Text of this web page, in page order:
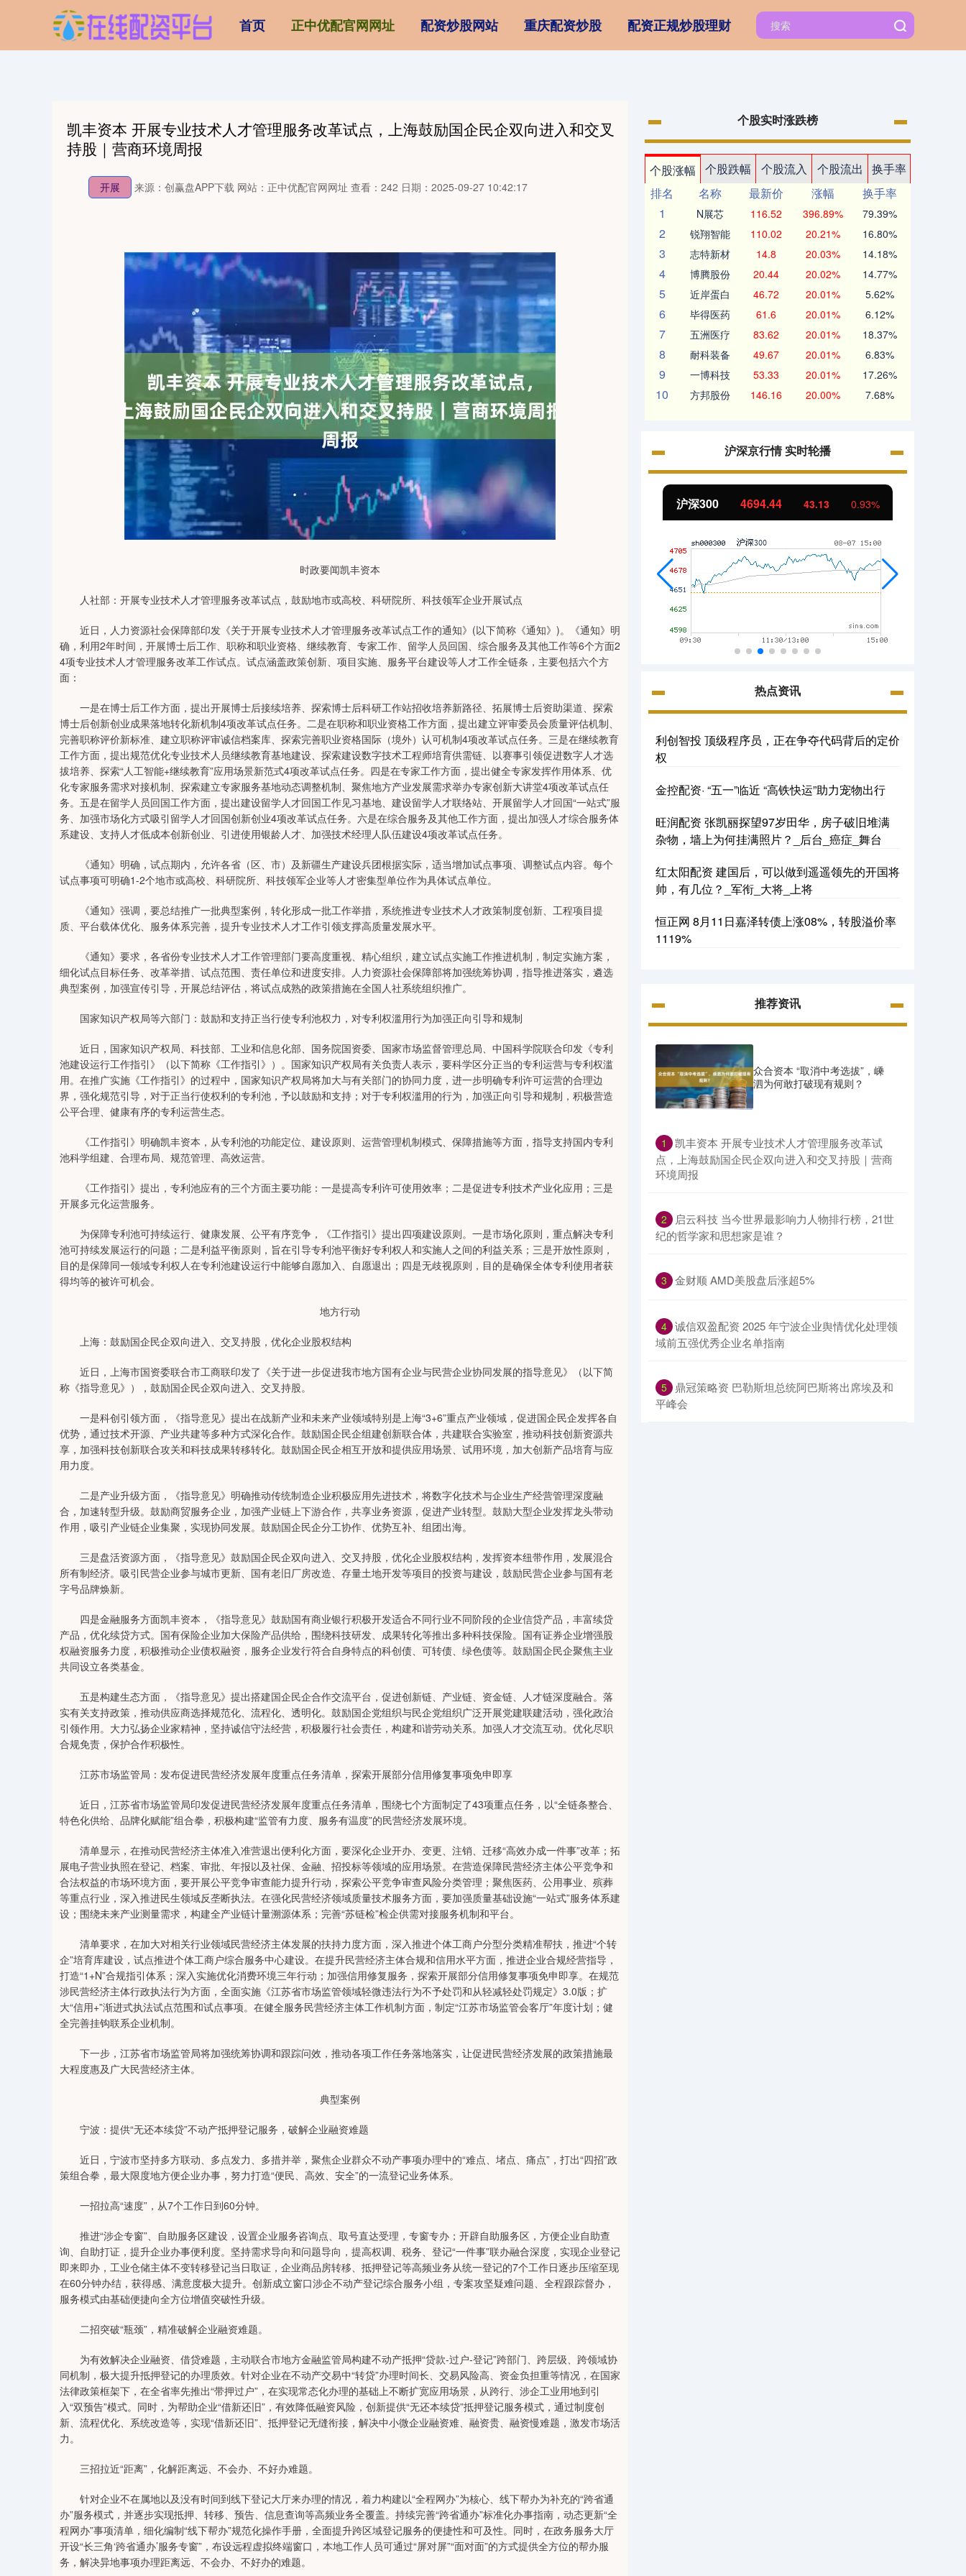
首页 正中优配官网网址 配资炒股网站 重庆配资炒股 配资正规炒股理财
凯丰资本 开展专业技术人才管理服务改革试点，上海鼓励国企民企双向进入和交叉
持股｜营商环境周报
开展 来源：创赢盘APP下载 网站：正中优配官网网址 查看：242 日期：2025-09-27 10:42:17
时政要闻凯丰资本
人社部：开展专业技术人才管理服务改革试点，鼓励地市或高校、科研院所、科技领军企业开展试点
近日，人力资源社会保障部印发《关于开展专业技术人才管理服务改革试点工作的通知》(以下简称《通知》)。《通知》明
确，利用2年时间，开展博士后工作、职称和职业资格、继续教育、专家工作、留学人员回国、综合服务及其他工作等6个方面2
4项专业技术人才管理服务改革工作试点。试点涵盖政策创新、项目实施、服务平台建设等人才工作全链条，主要包括六个方
面：
一是在博士后工作方面，提出开展博士后接续培养、探索博士后科研工作站招收培养新路径、拓展博士后资助渠道、探索
博士后创新创业成果落地转化新机制4项改革试点任务。二是在职称和职业资格工作方面，提出建立评审委员会质量评估机制、
完善职称评价新标准、建立职称评审诚信档案库、探索完善职业资格国际（境外）认可机制4项改革试点任务。三是在继续教育
工作方面，提出规范优化专业技术人员继续教育基地建设、探索建设数字技术工程师培育供需链、以赛事引领促进数字人才选
拔培养、探索“人工智能+继续教育”应用场景新范式4项改革试点任务。四是在专家工作方面，提出健全专家发挥作用体系、优
化专家服务需求对接机制、探索建立专家服务基地动态调整机制、聚焦地方产业发展需求举办专家创新大讲堂4项改革试点任
务。五是在留学人员回国工作方面，提出建设留学人才回国工作见习基地、建设留学人才联络站、开展留学人才回国“一站式”服
务、加强市场化方式吸引留学人才回国创新创业4项改革试点任务。六是在综合服务及其他工作方面，提出加强人才综合服务体
系建设、支持人才低成本创新创业、引进使用银龄人才、加强技术经理人队伍建设4项改革试点任务。
《通知》明确，试点期内，允许各省（区、市）及新疆生产建设兵团根据实际，适当增加试点事项、调整试点内容。每个
试点事项可明确1-2个地市或高校、科研院所、科技领军企业等人才密集型单位作为具体试点单位。
《通知》强调，要总结推广一批典型案例，转化形成一批工作举措，系统推进专业技术人才政策制度创新、工程项目提
质、平台载体优化、服务体系完善，提升专业技术人才工作引领支撑高质量发展水平。
《通知》要求，各省份专业技术人才工作管理部门要高度重视、精心组织，建立试点实施工作推进机制，制定实施方案，
细化试点目标任务、改革举措、试点范围、责任单位和进度安排。人力资源社会保障部将加强统筹协调，指导推进落实，遴选
典型案例，加强宣传引导，开展总结评估，将试点成熟的政策措施在全国人社系统组织推广。
国家知识产权局等六部门：鼓励和支持正当行使专利池权力，对专利权滥用行为加强正向引导和规制
近日，国家知识产权局、科技部、工业和信息化部、国务院国资委、国家市场监督管理总局、中国科学院联合印发《专利
池建设运行工作指引》（以下简称《工作指引》）。国家知识产权局有关负责人表示，要科学区分正当的专利运营与专利权滥
用。在推广实施《工作指引》的过程中，国家知识产权局将加大与有关部门的协同力度，进一步明确专利许可运营的合理边
界，强化规范引导，对于正当行使权利的专利池，予以鼓励和支持；对于专利权滥用的行为，加强正向引导和规制，积极营造
公平合理、健康有序的专利运营生态。
《工作指引》明确凯丰资本，从专利池的功能定位、建设原则、运营管理机制模式、保障措施等方面，指导支持国内专利
池科学组建、合理布局、规范管理、高效运营。
《工作指引》提出，专利池应有的三个方面主要功能：一是提高专利许可使用效率；二是促进专利技术产业化应用；三是
开展多元化运营服务。
为保障专利池可持续运行、健康发展、公平有序竞争，《工作指引》提出四项建设原则。一是市场化原则，重点解决专利
池可持续发展运行的问题；二是利益平衡原则，旨在引导专利池平衡好专利权人和实施人之间的利益关系；三是开放性原则，
目的是保障同一领域专利权人在专利池建设运行中能够自愿加入、自愿退出；四是无歧视原则，目的是确保全体专利使用者获
得均等的被许可机会。
地方行动
上海：鼓励国企民企双向进入、交叉持股，优化企业股权结构
近日，上海市国资委联合市工商联印发了《关于进一步促进我市地方国有企业与民营企业协同发展的指导意见》（以下简
称《指导意见》），鼓励国企民企双向进入、交叉持股。
一是科创引领方面，《指导意见》提出在战新产业和未来产业领域特别是上海“3+6”重点产业领域，促进国企民企发挥各自
优势，通过技术开源、产业共建等多种方式深化合作。鼓励国企民企组建创新联合体，共建联合实验室，推动科技创新资源共
享，加强科技创新联合攻关和科技成果转移转化。鼓励国企民企相互开放和提供应用场景、试用环境，加大创新产品培育与应
用力度。
二是产业升级方面，《指导意见》明确推动传统制造企业积极应用先进技术，将数字化技术与企业生产经营管理深度融
合，加速转型升级。鼓励商贸服务企业，加强产业链上下游合作，共享业务资源，促进产业转型。鼓励大型企业发挥龙头带动
作用，吸引产业链企业集聚，实现协同发展。鼓励国企民企分工协作、优势互补、组团出海。
三是盘活资源方面，《指导意见》鼓励国企民企双向进入、交叉持股，优化企业股权结构，发挥资本纽带作用，发展混合
所有制经济。吸引民营企业参与城市更新、国有老旧厂房改造、存量土地开发等项目的投资与建设，鼓励民营企业参与国有老
字号品牌焕新。
四是金融服务方面凯丰资本，《指导意见》鼓励国有商业银行积极开发适合不同行业不同阶段的企业信贷产品，丰富续贷
产品，优化续贷方式。国有保险企业加大保险产品供给，围绕科技研发、成果转化等推出多种科技保险。国有证券企业增强股
权融资服务力度，积极推动企业债权融资，服务企业发行符合自身特点的科创债、可转债、绿色债等。鼓励国企民企聚焦主业
共同设立各类基金。
五是构建生态方面，《指导意见》提出搭建国企民企合作交流平台，促进创新链、产业链、资金链、人才链深度融合。落
实有关支持政策，推动供应商选择规范化、流程化、透明化。鼓励国企党组织与民企党组织广泛开展党建联建活动，强化政治
引领作用。大力弘扬企业家精神，坚持诚信守法经营，积极履行社会责任，构建和谐劳动关系。加强人才交流互动。优化尽职
合规免责，保护合作积极性。
江苏市场监管局：发布促进民营经济发展年度重点任务清单，探索开展部分信用修复事项免申即享
近日，江苏省市场监管局印发促进民营经济发展年度重点任务清单，围绕七个方面制定了43项重点任务，以“全链条整合、
特色化供给、品牌化赋能”组合拳，积极构建“监管有力度、服务有温度”的民营经济发展环境。
清单显示，在推动民营经济主体准入准营退出便利化方面，要深化企业开办、变更、注销、迁移“高效办成一件事”改革；拓
展电子营业执照在登记、档案、审批、年报以及社保、金融、招投标等领域的应用场景。在营造保障民营经济主体公平竞争和
合法权益的市场环境方面，要开展公平竞争审查能力提升行动，探索公平竞争审查风险分类管理；聚焦医药、公用事业、殡葬
等重点行业，深入推进民生领域反垄断执法。在强化民营经济领域质量技术服务方面，要加强质量基础设施“一站式”服务体系建
设；围绕未来产业测量需求，构建全产业链计量溯源体系；完善“苏链检”检企供需对接服务机制和平台。
清单要求，在加大对相关行业领域民营经济主体发展的扶持力度方面，深入推进个体工商户分型分类精准帮扶，推进“个转
企”培育库建设，试点推进个体工商户综合服务中心建设。在提升民营经济主体合规和信用水平方面，推进企业合规经营指导，
打造“1+N”合规指引体系；深入实施优化消费环境三年行动；加强信用修复服务，探索开展部分信用修复事项免申即享。在规范
涉民营经济主体行政执法行为方面，全面实施《江苏省市场监管领域轻微违法行为不予处罚和从轻减轻处罚规定》3.0版；扩
大“信用+”渐进式执法试点范围和试点事项。在健全服务民营经济主体工作机制方面，制定“江苏市场监管会客厅”年度计划；健
全完善挂钩联系企业机制。
下一步，江苏省市场监管局将加强统筹协调和跟踪问效，推动各项工作任务落地落实，让促进民营经济发展的政策措施最
大程度惠及广大民营经济主体。
典型案例
宁波：提供“无还本续贷”不动产抵押登记服务，破解企业融资难题
近日，宁波市坚持多方联动、多点发力、多措并举，聚焦企业群众不动产事项办理中的“难点、堵点、痛点”，打出“四招”政
策组合拳，最大限度地方便企业办事，努力打造“便民、高效、安全”的一流登记业务体系。
一招拉高“速度”，从7个工作日到60分钟。
推进“涉企专窗”、自助服务区建设，设置企业服务咨询点、取号直达受理，专窗专办；开辟自助服务区，方便企业自助查
询、自助打证，提升企业办事便利度。坚持需求导向和问题导向，提高权调、税务、登记“一件事”联办融合深度，实现企业登记
即来即办，工业仓储主体不变转移登记当日取证，企业商品房转移、抵押登记等高频业务从统一登记的7个工作日逐步压缩至现
在60分钟办结，获得感、满意度极大提升。创新成立窗口涉企不动产登记综合服务小组，专案攻坚疑难问题、全程跟踪督办，
服务模式由基础便捷向全方位增值突破性升级。
二招突破“瓶颈”，精准破解企业融资难题。
为有效解决企业融资、借贷难题，主动联合市地方金融监管局构建不动产抵押“贷款-过户-登记”跨部门、跨层级、跨领域协
同机制，极大提升抵押登记的办理质效。针对企业在不动产交易中“转贷”办理时间长、交易风险高、资金负担重等情况，在国家
法律政策框架下，在全省率先推出“带押过户”，在实现常态化办理的基础上不断扩宽应用场景，从跨行、涉企工业用地到引
入“双预告”模式。同时，为帮助企业“借新还旧”，有效降低融资风险，创新提供“无还本续贷”抵押登记服务模式，通过制度创
新、流程优化、系统改造等，实现“借新还旧”、抵押登记无缝衔接，解决中小微企业融资难、融资贵、融资慢难题，激发市场活
力。
三招拉近“距离”，化解距离远、不会办、不好办难题。
针对企业不在属地以及没有时间到线下登记大厅来办理的情况，着力构建以“全程网办”为核心、线下帮办为补充的“跨省通
办”服务模式，并逐步实现抵押、转移、预告、信息查询等高频业务全覆盖。持续完善“跨省通办”标准化办事指南，动态更新“全
程网办”事项清单，细化编制“线下帮办”规范化操作手册，全面提升跨区域登记服务的便捷性和可及性。同时，在政务服务大厅
开设“长三角‘跨省通办’服务专窗”，布设远程虚拟终端窗口，本地工作人员可通过“屏对屏”“面对面”的方式提供全方位的帮办服
务，解决异地事项办理距离远、不会办、不好办的难题。
个股实时涨跌榜
个股涨幅 个股跌幅 个股流入 个股流出
换手率
排名
名称 最新价 涨幅
换手率
1
N展芯 116.52 396.89% 79.39%
2 锐翔智能 110.02 20.21% 16.80%
3 志特新材 14.8 20.03% 14.18%
4 博腾股份 20.44 20.02% 14.77%
5 近岸蛋白 46.72 20.01% 5.62%
6 毕得医药 61.6 20.01% 6.12%
7 五洲医疗 83.62 20.01% 18.37%
8 耐科装备 49.67 20.01% 6.83%
9 一博科技 53.33 20.01% 17.26%
10 方邦股份 146.16 20.00% 7.68%
沪深京行情 实时轮播
深证成指 14311.01 200.89 1.42% 沪深300 4694.44 43.13 北证50 1134.24 11.37 1.01%
热点资讯
利创智投 顶级程序员，正在争夺代码背后的定价
权
金控配资· “五一”临近 “高铁快运”助力宠物出行
旺润配资 张凯丽探望97岁田华，房子破旧堆满
杂物，墙上为何挂满照片？_后台_癌症_舞台
红太阳配资 建国后，可以做到遥遥领先的开国将
帅，有几位？_军衔_大将_上将
恒正网 8月11日嘉泽转债上涨08%，转股溢价率
1119%
推荐资讯
众合资本 “取消中考选拔”，嵊
泗为何敢打破现有规则？
1
​凯丰资本 开展专业技术人才管理服务改革试
点，上海鼓励国企民企双向进入和交叉持股｜营商
环境周报
2
​启云科技 当今世界最影响力人物排行榜，21世
纪的哲学家和思想家是谁？
3 ​金财顺 AMD美股盘后涨超5%
4 ​诚信双盈配资 2025 年宁波企业舆情优化处理领
域前五强优秀企业名单指南
5 ​鼎冠策略资 巴勒斯坦总统阿巴斯将出席埃及和
平峰会